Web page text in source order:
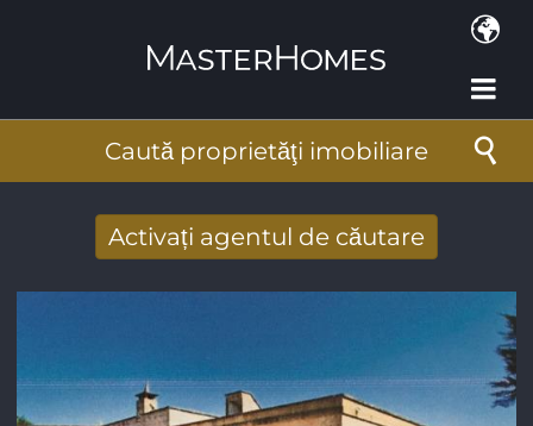
Caută proprietăţi imobiliare
Activați agentul de căutare